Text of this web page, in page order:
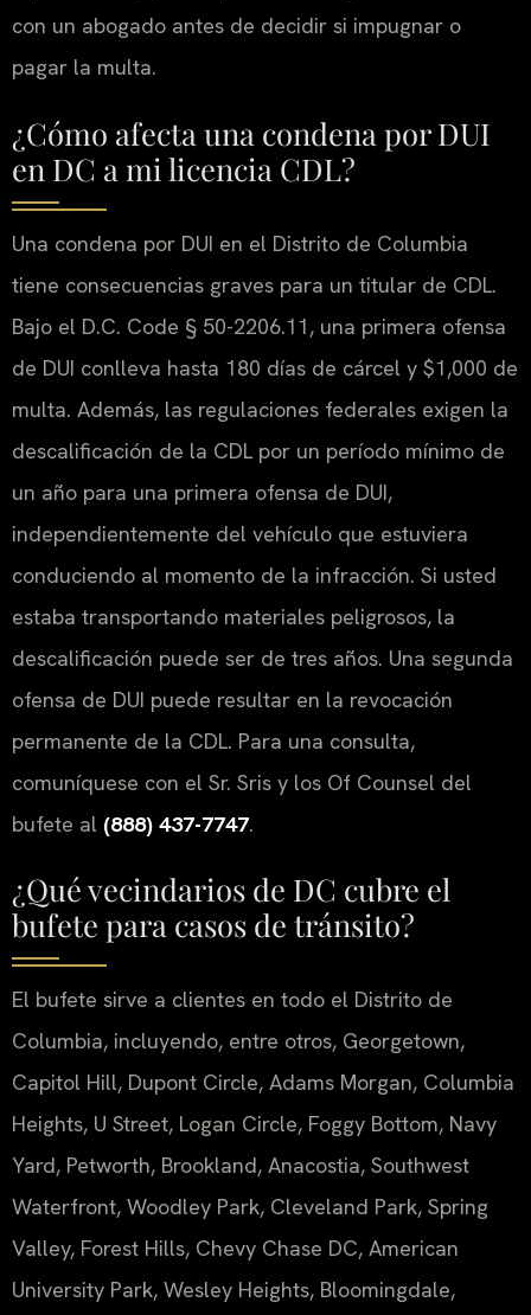
con un abogado antes de decidir si impugnar o
pagar la multa.
¿Cómo afecta una condena por DUI
en DC a mi licencia CDL?
Una condena por DUI en el Distrito de Columbia
tiene consecuencias graves para un titular de CDL.
Bajo el D.C. Code § 50-2206.11, una primera ofensa
de DUI conlleva hasta 180 días de cárcel y $1,000 de
multa. Además, las regulaciones federales exigen la
descalificación de la CDL por un período mínimo de
un año para una primera ofensa de DUI,
independientemente del vehículo que estuviera
conduciendo al momento de la infracción. Si usted
estaba transportando materiales peligrosos, la
descalificación puede ser de tres años. Una segunda
ofensa de DUI puede resultar en la revocación
permanente de la CDL. Para una consulta,
comuníquese con el Sr. Sris y los Of Counsel del
bufete al (888) 437-7747.
¿Qué vecindarios de DC cubre el
bufete para casos de tránsito?
El bufete sirve a clientes en todo el Distrito de
Columbia, incluyendo, entre otros, Georgetown,
Capitol Hill, Dupont Circle, Adams Morgan, Columbia
Heights, U Street, Logan Circle, Foggy Bottom, Navy
Yard, Petworth, Brookland, Anacostia, Southwest
Waterfront, Woodley Park, Cleveland Park, Spring
Valley, Forest Hills, Chevy Chase DC, American
University Park, Wesley Heights, Bloomingdale,